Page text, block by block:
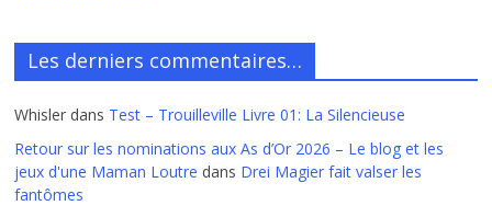
Les derniers commentaires…
Whisler dans Test – Trouilleville Livre 01: La Silencieuse
Retour sur les nominations aux As d’Or 2026 – Le blog et les
jeux d'une Maman Loutre dans Drei Magier fait valser les
fantômes